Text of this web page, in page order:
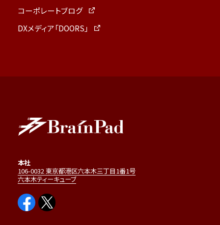
コーポレートブログ
DXメディア「DOORS」
本社
106-0032 東京都港区六本木三丁目1番1号
六本木ティーキューブ